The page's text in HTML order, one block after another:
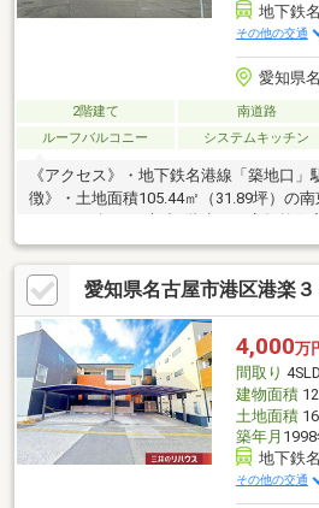
地下鉄
その他の交通
愛知県
2階建て 南道路
ルーフバルコニー
システムキッチン
《アクセス》・地下鉄名港線「築地口
徴》・土地面積105.44㎡（31.89坪）の南
80％、容積率400％）・室内丁寧に使用
や事務所での利用が可能です《ライフイ
港保育園まで・・・・約290m・港楽小学
620m・東港中学校まで・・・・約1030
で・・・・・・約1180ｍ・ファミリーマ
で・・・約120ｍ・ららぽーと名古屋み
で・・・・約1460ｍ
愛知県名古屋市港区港楽
4,000万
間取り
建物面積
土地面積
築年月
地下鉄
その他の交通